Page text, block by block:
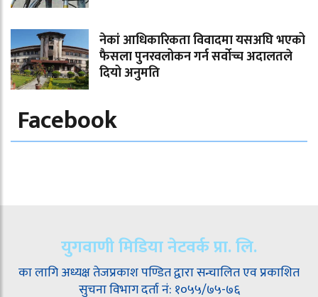
नेकां आधिकारिकता विवादमा यसअघि भएको
फैसला पुनरवलोकन गर्न सर्वोच्च अदालतले
दियो अनुमति
Facebook
युगवाणी मिडिया नेटवर्क प्रा. लि.
का लागि अध्यक्ष तेजप्रकाश पण्डित द्वारा सन्चालित एव प्रकाशित
सुचना विभाग दर्ता नं: १०५५/७५-७६